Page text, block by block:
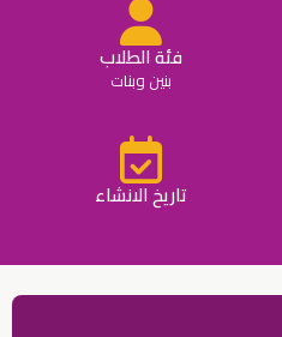
فئة الطلاب
بنين وبنات
تاريخ الانشاء